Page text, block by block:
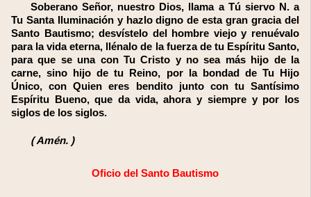
Soberano Señor, nuestro Dios, llama a Tú siervo N. a
Tu Santa Iluminación y hazlo digno de esta gran gracia del
Santo Bautismo; desvístelo del hombre viejo y renuévalo
para la vida eterna, llénalo de la fuerza de tu Espíritu Santo,
para que se una con Tu Cristo y no sea más hijo de la
carne, sino hijo de tu Reino, por la bondad de Tu Hijo
Único, con Quien eres bendito junto con tu Santísimo
Espíritu Bueno, que da vida, ahora y siempre y por los
siglos de los siglos.
(Amén. )
Oficio del Santo Bautismo